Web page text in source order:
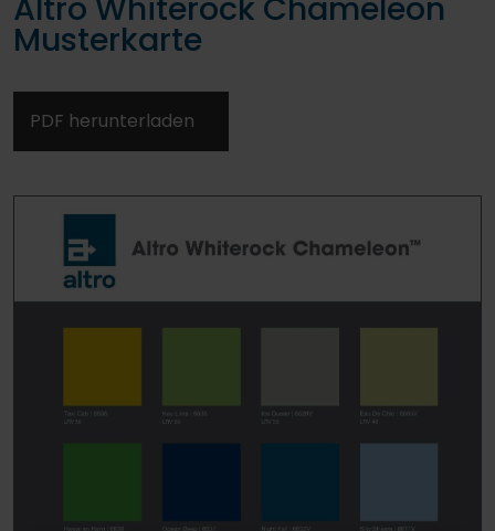
Altro Whiterock Chameleon
Musterkarte
PDF herunterladen